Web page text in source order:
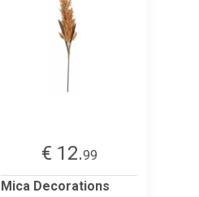
€ 12.99
Mica Decorations